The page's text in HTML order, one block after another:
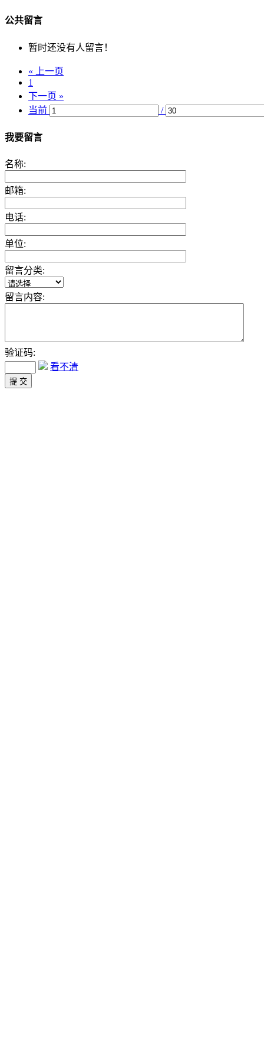
公共留言
暂时还没有人留言！
« 上一页
1
下一页 »
当前
/
我要留言
名称:
邮箱:
电话:
单位:
留言分类:
留言内容:
验证码:
看不清